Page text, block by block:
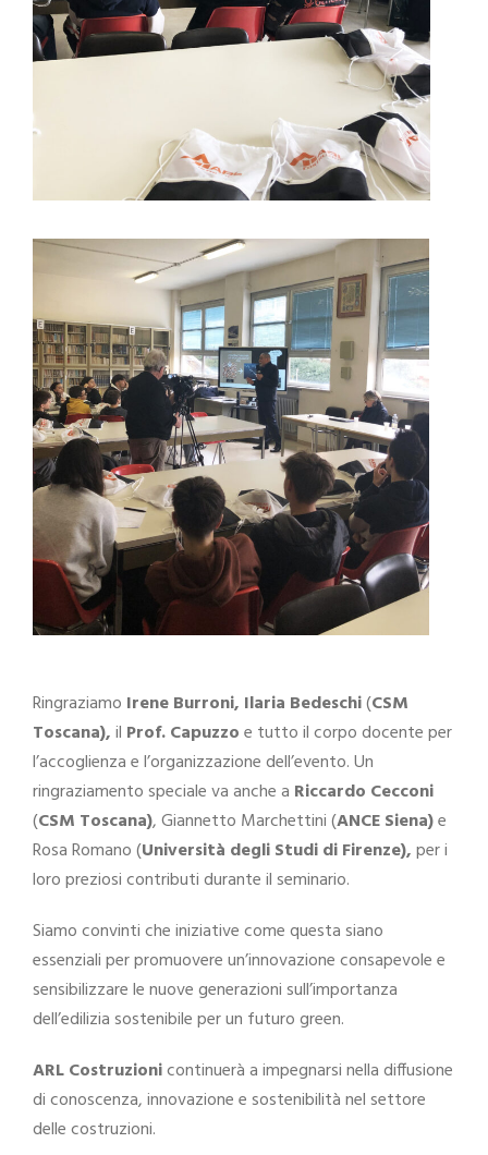
Ringraziamo Irene Burroni, Ilaria Bedeschi(CSM
Toscana),il Prof. Capuzzoe tutto il corpo docente per
l’accoglienza e l’organizzazione dell’evento. Un
ringraziamento speciale va anche a Riccardo Cecconi
(CSM Toscana), Giannetto Marchettini (ANCE Siena)e
Rosa Romano (Università degli Studi di Firenze),per i
loro preziosi contributi durante il seminario.
Siamo convinti che iniziative come questa siano
essenziali per promuovere un’innovazione consapevole e
sensibilizzare le nuove generazioni sull’importanza
dell’edilizia sostenibile per un futuro green.
ARL Costruzionicontinuerà a impegnarsi nella diffusione
di conoscenza, innovazione e sostenibilità nel settore
delle costruzioni.